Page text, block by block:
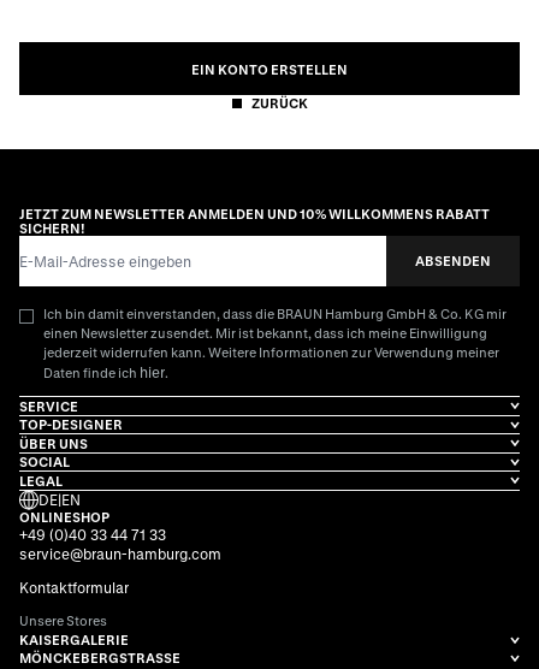
EIN KONTO ERSTELLEN
ZURÜCK
JETZT ZUM NEWSLETTER ANMELDEN UND 10% WILLKOMMENS RABATT
SICHERN!
ABSENDEN
Ich bin damit einverstanden, dass die BRAUN Hamburg GmbH & Co. KG mir
einen Newsletter zusendet. Mir ist bekannt, dass ich meine Einwilligung
jederzeit widerrufen kann. Weitere Informationen zur Verwendung meiner
Daten finde ich hier.
SERVICE
TOP-DESIGNER
ÜBER UNS
SOCIAL
LEGAL
DE|EN
ONLINESHOP
+49 (0)40 33 44 71 33
service@braun-hamburg.com
Kontaktformular
Unsere Stores
KAISERGALERIE
MÖNCKEBERGSTRASSE